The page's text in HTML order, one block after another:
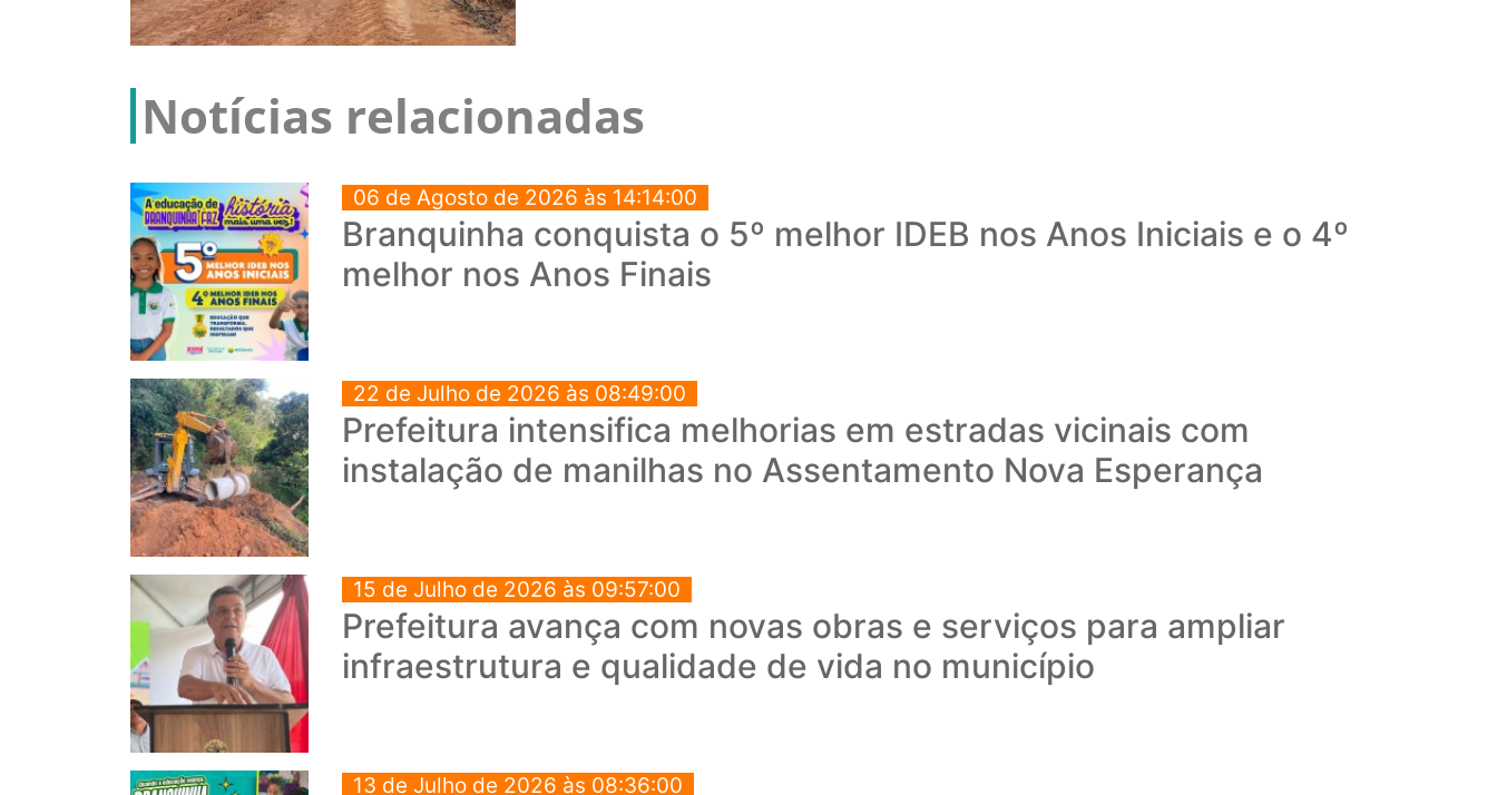
Notícias relacionadas
06 de Agosto de 2026 às 14:14:00
Branquinha conquista o 5º melhor IDEB nos Anos Iniciais e o 4º
melhor nos Anos Finais
22 de Julho de 2026 às 08:49:00
Prefeitura intensifica melhorias em estradas vicinais com
instalação de manilhas no Assentamento Nova Esperança
15 de Julho de 2026 às 09:57:00
Prefeitura avança com novas obras e serviços para ampliar
infraestrutura e qualidade de vida no município
13 de Julho de 2026 às 08:36:00